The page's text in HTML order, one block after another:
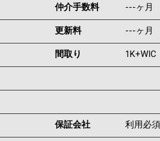
仲介手数料 ---ヶ月
更新料 ---ヶ月
間取り 1K+WIC
保証会社 利用必須